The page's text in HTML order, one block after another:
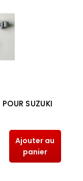
SUZUKI
Ajouter au
panier